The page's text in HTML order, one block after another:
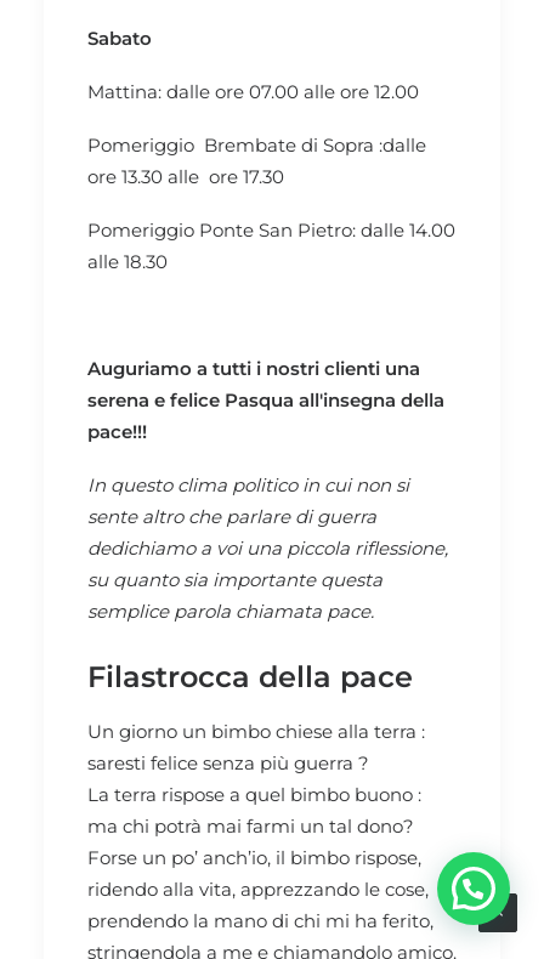
Sabato
Mattina: dalle ore 07.00 alle ore 12.00
Pomeriggio Brembate di Sopra :dalle
ore 13.30 alle ore 17.30
Pomeriggio Ponte San Pietro: dalle 14.00
alle 18.30
Auguriamo a tutti i nostri clienti una
serena e felice Pasqua all'insegna della
pace!!!
In questo clima politico in cui non si
sente altro che parlare di guerra
dedichiamo a voi una piccola riflessione,
su quanto sia importante questa
semplice parola chiamata pace.
Filastrocca della pace
Un giorno un bimbo chiese alla terra :
saresti felice senza più guerra ?
La terra rispose a quel bimbo buono :
ma chi potrà mai farmi un tal dono?
Forse un po’ anch’io, il bimbo rispose,
ridendo alla vita, apprezzando le cose,
prendendo la mano di chi mi ha ferito,
stringendola a me e chiamandolo amico.